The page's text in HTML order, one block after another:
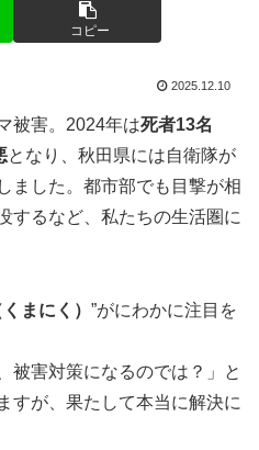
コピー
2025.12.10
被害。2024年は死者13名
となり、秋田県には自衛隊が
ました。都市部でも目撃が相
するなど、私たちの生活圏に
まにく） ”がにわかに注目を
被害対策になるのでは？」と
すが、果たして本当に解決に